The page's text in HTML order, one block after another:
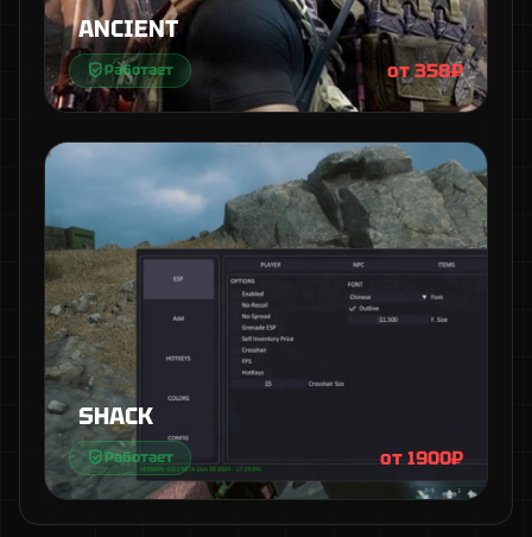
ANCIENT
Работает от 358₽
SHACK
Работает от 1900₽